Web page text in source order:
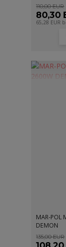
110,00 EUR
80,30
65,28 EUR
MAR-POL
DEMON
135,00 EUR